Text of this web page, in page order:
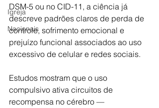
Igreja
Nacionais
DSM-5 ou no CID-11, a ciência já
descreve padrões claros de perda de
controle, sofrimento emocional e
prejuízo funcional associados ao uso
excessivo de celular e redes sociais.
Estudos mostram que o uso
compulsivo ativa circuitos de
recompensa no cérebro —